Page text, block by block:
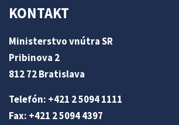
KONTAKT
Ministerstvo vnútra SR
Pribinova 2
812 72 Bratislava
Telefón: +421 2 5094 1111
Fax: +421 2 5094 4397